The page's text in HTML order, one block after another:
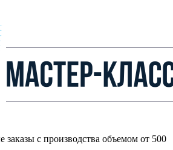
с производства объемом от 500